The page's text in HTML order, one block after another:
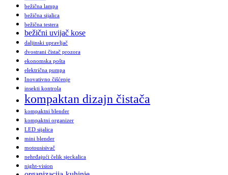
bežična lampa
bežična sijalica
bežična testera
bežični uvijač kose
daljinski upravljač
dvostrani čistač prozora
ekonomska pošta
električna pumpa
Inovativno čišćenje
insekti kontrola
kompaktan dizajn čistača
kompaktni blender
kompaktni organizer
LED sijalica
mini blender
motousisivač
nehrđajući čelik sjeckalica
night-vision